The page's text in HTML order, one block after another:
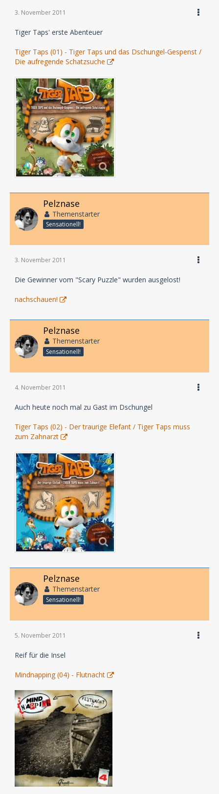
3. November 2011
Tiger Taps' erste Abenteuer
Tiger Taps (01) - Tiger Taps und das Dschungel-Gespenst /
Die aufregende Schatzsuche
Pelznase
Themenstarter
Sensationell!
3. November 2011
Die Gewinner vom "Scary Puzzle" wurden ausgelost!
nachschauen!
Pelznase
Themenstarter
Sensationell!
4. November 2011
Auch heute noch mal zu Gast im Dschungel
Tiger Taps (02) - Der traurige Elefant / Tiger Taps muss
zum Zahnarzt
Pelznase
Themenstarter
Sensationell!
5. November 2011
Reif für die Insel
Mindnapping (04) - Flutnacht